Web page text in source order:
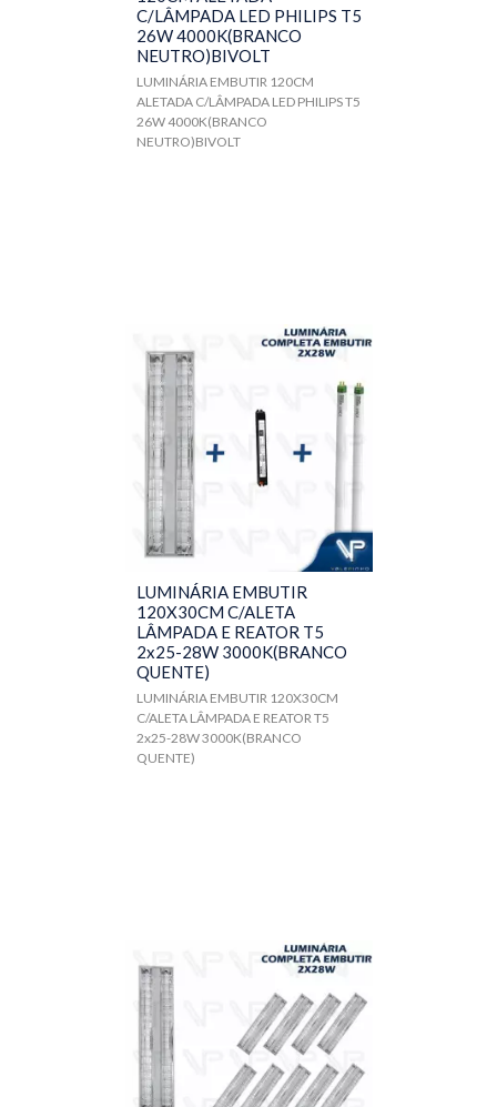
C/LÂMPADA LED PHILIPS T5
26W 4000K(BRANCO
NEUTRO)BIVOLT
LUMINÁRIA EMBUTIR 120CM
ALETADA C/LÂMPADA LED PHILIPS T5
26W 4000K(BRANCO
NEUTRO)BIVOLT
LUMINÁRIA EMBUTIR
120X30CM C/ALETA
LÂMPADA E REATOR T5
2x25-28W 3000K(BRANCO
QUENTE)
LUMINÁRIA EMBUTIR 120X30CM
C/ALETA LÂMPADA E REATOR T5
2x25-28W 3000K(BRANCO
QUENTE)